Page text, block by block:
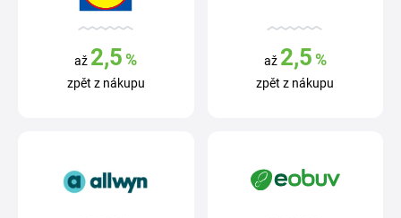
až 2,5 %
zpět z nákupu
až 2,5%
zpět z nákupu